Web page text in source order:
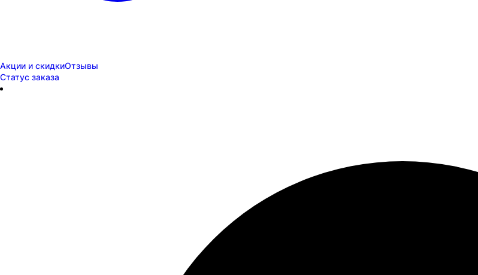
Акции и скидкиОтзывы
Статус заказа